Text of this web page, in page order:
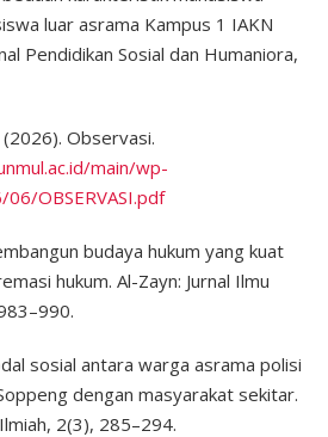
luar asrama Kampus 1 IAKN
Pendidikan Sosial dan Humaniora,
Observasi.
main/wp-
OBSERVASI.pdf
budaya hukum yang kuat
hukum. Al-Zayn: Jurnal Ilmu
sosial antara warga asrama polisi
dengan masyarakat sekitar.
2(3), 285–294.